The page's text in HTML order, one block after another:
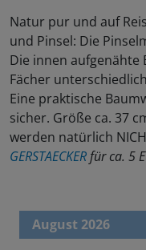
Natur pur und auf
und Pinsel: Die
Die innen aufgenähte
Fächer
Eine praktische
sicher. Größe ca. 37
werden natürlich
GERSTAECKER für ca. 5
August 2026